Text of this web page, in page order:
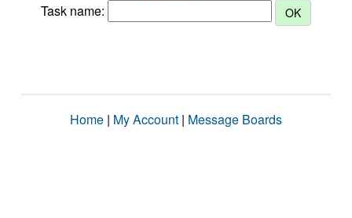
Task name:
Home | My Account | Message Boards